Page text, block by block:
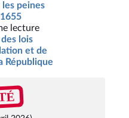
peines
lecture
lois
et de
République